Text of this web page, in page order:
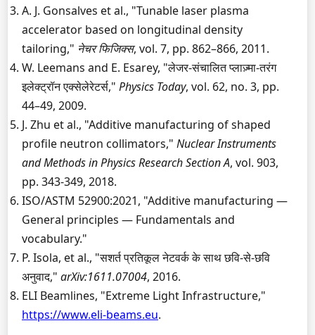
A. J. Gonsalves et al., "Tunable laser plasma
accelerator based on longitudinal density
tailoring," नेचर फिजिक्स, vol. 7, pp. 862–866, 2011.
W. Leemans and E. Esarey, "लेजर-संचालित प्लाज़्मा-तरंग
इलेक्ट्रॉन एक्सेलेरेटर्स," Physics Today, vol. 62, no. 3, pp.
44–49, 2009.
J. Zhu et al., "Additive manufacturing of shaped
profile neutron collimators," Nuclear Instruments
and Methods in Physics Research Section A, vol. 903,
pp. 343-349, 2018.
ISO/ASTM 52900:2021, "Additive manufacturing —
General principles — Fundamentals and
vocabulary."
P. Isola, et al., "सशर्त प्रतिकूल नेटवर्क के साथ छवि-से-छवि
अनुवाद," arXiv:1611.07004, 2016.
ELI Beamlines, "Extreme Light Infrastructure,"
https://www.eli-beams.eu.